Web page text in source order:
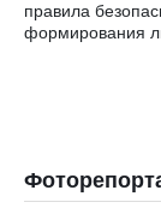
правила
формирования